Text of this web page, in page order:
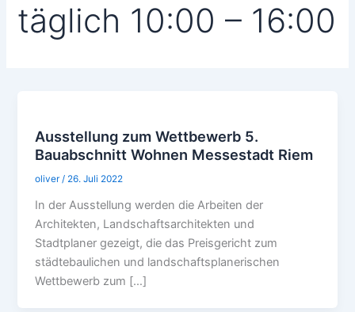
täglich 10:00 – 16:00
Ausstellung zum Wettbewerb 5.
Bauabschnitt Wohnen Messestadt Riem
oliver/ 26. Juli 2022
In der Ausstellung werden die Arbeiten der
Architekten, Landschaftsarchitekten und
Stadtplaner gezeigt, die das Preisgericht zum
städtebaulichen und landschaftsplanerischen
Wettbewerb zum […]